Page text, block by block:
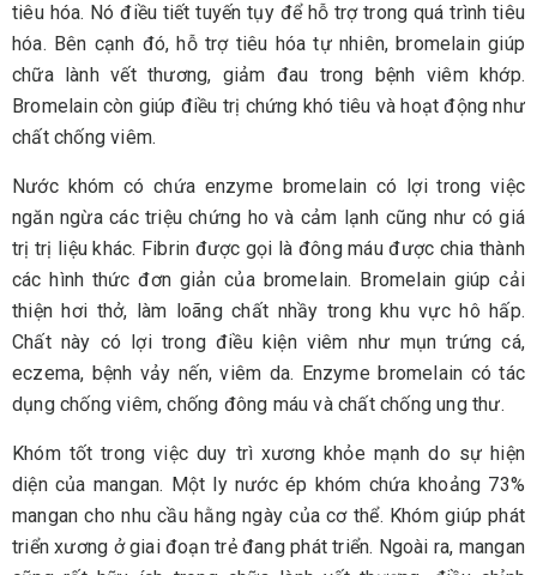
tiêu hóa. Nó điều tiết tuyến tụy để hỗ trợ trong quá trình tiêu
hóa. Bên cạnh đó, hỗ trợ tiêu hóa tự nhiên, bromelain giúp
chữa lành vết thương, giảm đau trong bệnh viêm khớp.
Bromelain còn giúp điều trị chứng khó tiêu và hoạt động như
chất chống viêm.
Nước khóm có chứa enzyme bromelain có lợi trong việc
ngăn ngừa các triệu chứng ho và cảm lạnh cũng như có giá
trị trị liệu khác. Fibrin được gọi là đông máu được chia thành
các hình thức đơn giản của bromelain. Bromelain giúp cải
thiện hơi thở, làm loãng chất nhầy trong khu vực hô hấp.
Chất này có lợi trong điều kiện viêm như mụn trứng cá,
eczema, bệnh vảy nến, viêm da. Enzyme bromelain có tác
dụng chống viêm, chống đông máu và chất chống ung thư.
Khóm tốt trong việc duy trì xương khỏe mạnh do sự hiện
diện của mangan. Một ly nước ép khóm chứa khoảng 73%
mangan cho nhu cầu hằng ngày của cơ thể. Khóm giúp phát
triển xương ở giai đoạn trẻ đang phát triển. Ngoài ra, mangan